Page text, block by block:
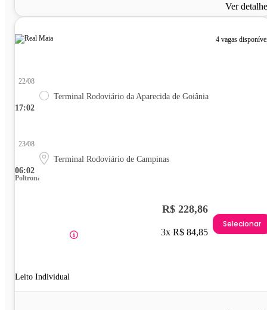
Ver
4 vagas
17:02
22/08
Terminal Rodoviário da Aparecida de Goiânia
06:02
23/08
Terminal Rodoviário de Campinas
Poltrona
Leito Individual
R$ 228,86
3x R$ 84,85
Selecionar